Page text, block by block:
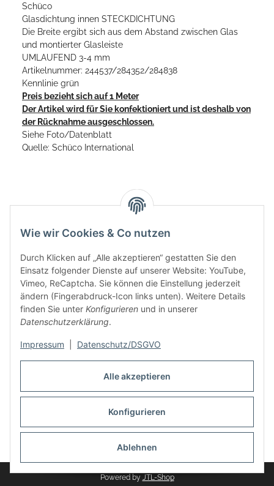
Alle akzeptieren
Konfigurieren
Ablehnen
Wie wir Cookies & Co nutzen
Durch Klicken auf „Alle akzeptieren“ gestatten Sie den
Einsatz folgender Dienste auf unserer Website: YouTube,
Vimeo, ReCaptcha. Sie können die Einstellung jederzeit
ändern (Fingerabdruck-Icon links unten). Weitere Details
finden Sie unter Konfigurieren und in unserer
Datenschutzerklärung.
Impressum Datenschutz/DSGVO
Schüco
Glasdichtung innen STECKDICHTUNG
Die Breite ergibt sich aus dem Abstand zwischen Glas
und montierter Glasleiste
UMLAUFEND 3-4 mm
Artikelnummer: 244537/284352/284838
Kennlinie grün
Preis bezieht sich auf 1 Meter
Der Artikel wird für Sie konfektioniert und ist deshalb von
der Rücknahme ausgeschlossen.
Siehe Foto/Datenblatt
Quelle: Schüco International
Informationen
Rechtliches
Vertrag widerrufen
* Alle Preise inkl. gesetzlicher USt., zzgl.Versand
Powered by JTL-Shop